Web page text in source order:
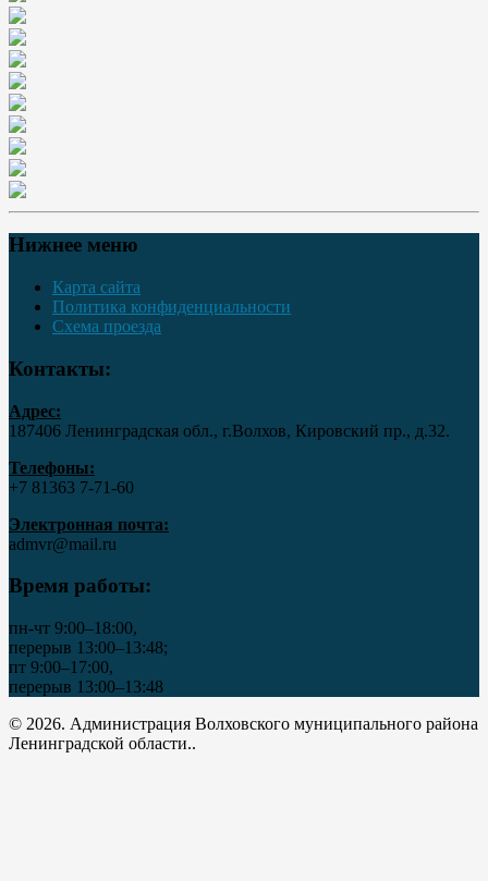
Нижнее меню
Карта сайта
Политика конфиденциальности
Схема проезда
Контакты:
Адрес:
187406 Ленинградская обл., г.Волхов, Кировский пр., д.32.
Телефоны:
+7 81363 7‑71-60
Электронная почта:
admvr@mail.ru
Время работы:
пн-чт 9:00–18:00,
перерыв 13:00–13:48;
пт 9:00–17:00,
перерыв 13:00–13:48
© 2026. Администрация Волховского муниципального района
Ленинградской области..